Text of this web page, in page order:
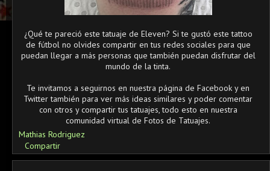
¿Qué te pareció este tatuaje de Eleven? Si te gustó este tattoo
de fútbol no olvides compartir en tus redes sociales para que
puedan llegar a más personas que también puedan disfrutar del
mundo de la tinta.
Te invitamos a seguirnos en nuestra página de Facebook y en
Twitter también para ver más ideas similares y poder comentar
con otros y compartir tus tatuajes, todo esto en nuestra
comunidad virtual de Fotos de Tatuajes.
Mathias Rodriguez
Compartir